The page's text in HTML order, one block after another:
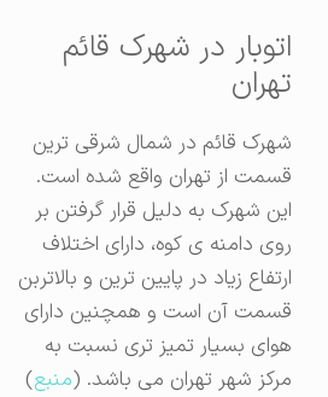
اتوبار در شهرک قائم
تهران
شهرک قائم در شمال شرقی ترین
قسمت از تهران واقع شده است.
این شهرک به دلیل قرار گرفتن بر
روی دامنه ی کوه، دارای اختلاف
ارتفاع زیاد در پایین ترین و بالاتربن
قسمت آن است و همچنین دارای
هوای بسیار تمیز تری نسبت به
مرکز شهر تهران می باشد. (منبع)